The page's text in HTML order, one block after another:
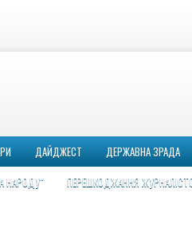
ДАЙДЖЕСТ ДЕРЖАВНА ЗРАДА
НАРОДУ"
ПЕРЕШКОДЖАННЯ